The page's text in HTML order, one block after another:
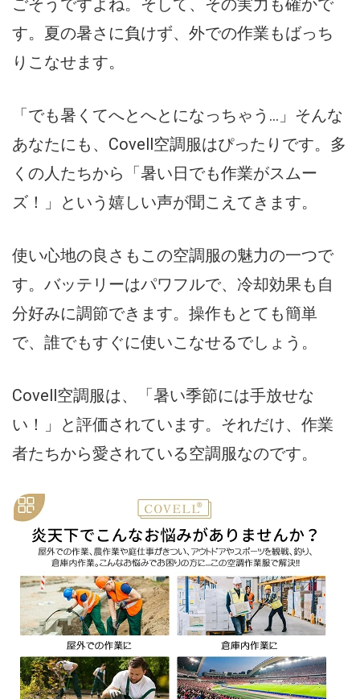
ごそうですよね。そして、その実力も確かで
す。夏の暑さに負けず、外での作業もばっち
りこなせます。
「でも暑くてへとへとになっちゃう…」そんな
あなたにも、Covell空調服はぴったりです。多
くの人たちから「暑い日でも作業がスムー
ズ！」という嬉しい声が聞こえてきます。
使い心地の良さもこの空調服の魅力の一つで
す。バッテリーはパワフルで、冷却効果も自
分好みに調節できます。操作もとても簡単
で、誰でもすぐに使いこなせるでしょう。
Covell空調服は、「暑い季節には手放せな
い！」と評価されています。それだけ、作業
者たちから愛されている空調服なのです。